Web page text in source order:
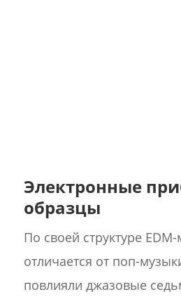
Электронные
образцы
По своей структуре
отличается от поп-
повлияли джазовые